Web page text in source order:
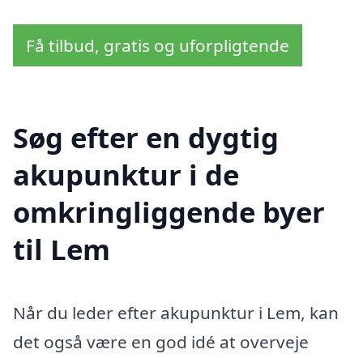
Få tilbud, gratis og uforpligtende
Søg efter en dygtig
akupunktur i de
omkringliggende byer
til Lem
Når du leder efter akupunktur i Lem, kan
det også være en god idé at overveje